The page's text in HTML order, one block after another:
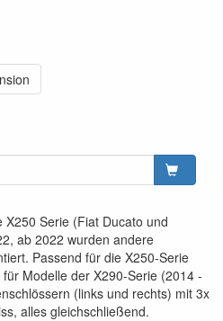
Serie (Fiat Ducato und
ab 2022 wurden andere
Passend für die X250-Serie
Modelle der X290-Serie (2014 -
(links und rechts) mit 3x
alles gleichschließend.